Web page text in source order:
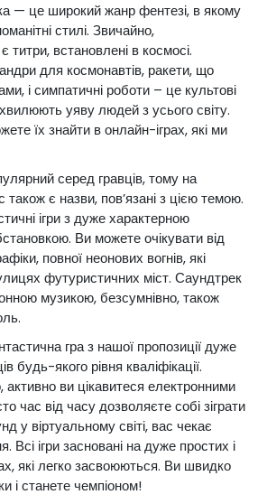
— це широкий жанр фентезі, в якому
стилі. Звичайно,
титри, встановлені в космосі.
для космонавтів, ракети, що
і симпатичні роботи – це культові
уяву людей з усього світу.
їх знайти в онлайн-іграх, які ми
серед гравців, тому на
є назви, пов’язані з цією темою.
ігри з дуже характерною
Ви можете очікувати від
повної неонових вогнів, які
футуристичних міст. Саундтрек
музикою, безсумнівно, також
гра з нашої пропозиції дуже
будь-якого рівня кваліфікації.
активно ви цікавитеся електронними
час від часу дозволяєте собі зіграти
у віртуальному світі, вас чекає
Всі ігри засновані на дуже простих і
які легко засвоюються. Ви швидко
і станете чемпіоном!